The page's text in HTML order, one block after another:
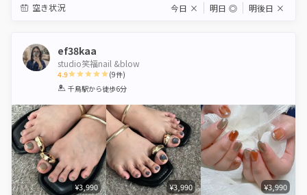
空き状況 今日 × 明日 ◎ 明後日 ×
ef38kaa
studio笑福nail &blow
4.9
1 2 3 4 5
(9件)
千鳥駅から徒歩6分
¥3,990 ¥3,990 ¥3,990